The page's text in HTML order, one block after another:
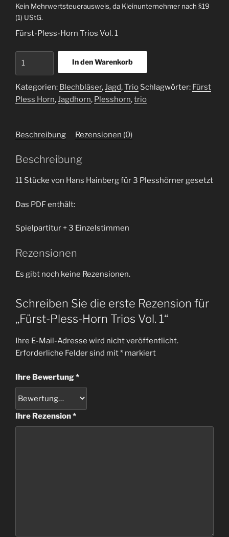
Kein Mehrwertsteuerausweis, da Kleinunternehmer nach §19
(1) UStG.
Fürst-Pless-Horn Trios Vol. 1
Horn
Trios
Vol.
Menge
In den Warenkorb
Kategorien: Blechbläser,Jagd,Trio Schlagwörter: Fürst
Pless Horn,Jagdhorn, Plesshorn,trio
Beschreibung Rezensionen (0)
Beschreibung
11 Stücke von Hans Hainberg für 3 Plesshörner gesetzt
Das PDF enthält:
Spielpartitur + 3 Einzelstimmen
Rezensionen
Es gibt noch keine Rezensionen.
Schreiben Sie die erste Rezension für
„Fürst-Pless-Horn Trios Vol. 1“
Ihre E-Mail-Adresse wird nicht veröffentlicht.
Erforderliche Felder sind mit* markiert
Ihre Bewertung*
Ihre Rezension*